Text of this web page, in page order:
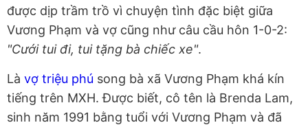
được dịp trầm trồ vì chuyện tình đặc biệt giữa
Vương Phạm và vợ cũng như câu cầu hôn 1-0-2:
"Cưới tui đi, tui tặng bà chiếc xe".
Là vợ triệu phú song bà xã Vương Phạm khá kín
tiếng trên MXH. Được biết, cô tên là Brenda Lam,
sinh năm 1991 bằng tuổi với Vương Phạm và đã